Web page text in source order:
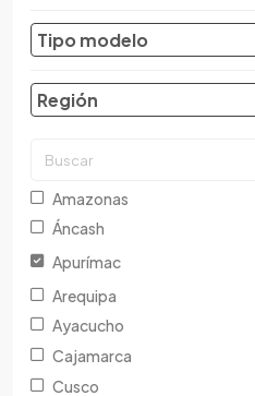
Baic
Bentley
Brilliance
Byd
Chana
Changan
Changfeng
Changhe
Tipo modelo
Región
Amazonas
Áncash
Apurímac
Arequipa
Ayacucho
Cajamarca
Cusco